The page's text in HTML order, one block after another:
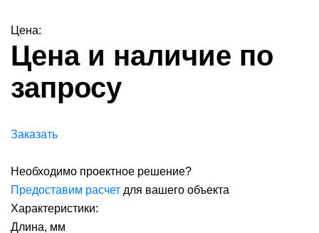
Цена:
Цена и наличие по
запросу
Заказать
Необходимо проектное решение?
Предоставим расчет для вашего объекта
Характеристики:
Длина, мм